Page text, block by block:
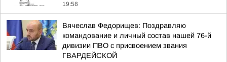
19:58
Вячеслав Федорищев: Поздравляю
командование и личный состав нашей 76-й
дивизии ПВО с присвоением звания
ГВАРДЕЙСКОЙ